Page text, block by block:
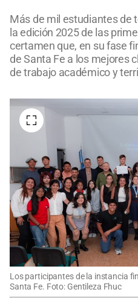
Más de mil estudiantes de
la edición 2025 de las
certamen que, en su fase
de Santa Fe a los mejores
de trabajo académico y
Los participantes de la instancia
Santa Fe. Foto: Gentileza Fhuc